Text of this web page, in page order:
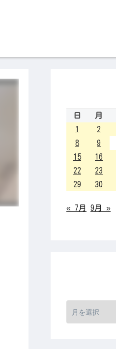
日
月
1
2
8
9
15
16
22
23
29
30
« 7月 9月 »